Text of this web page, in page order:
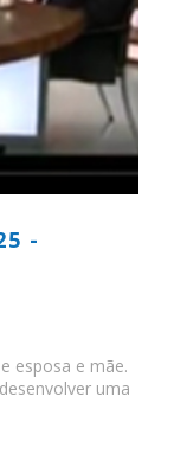
-
esposa e mãe.
uma